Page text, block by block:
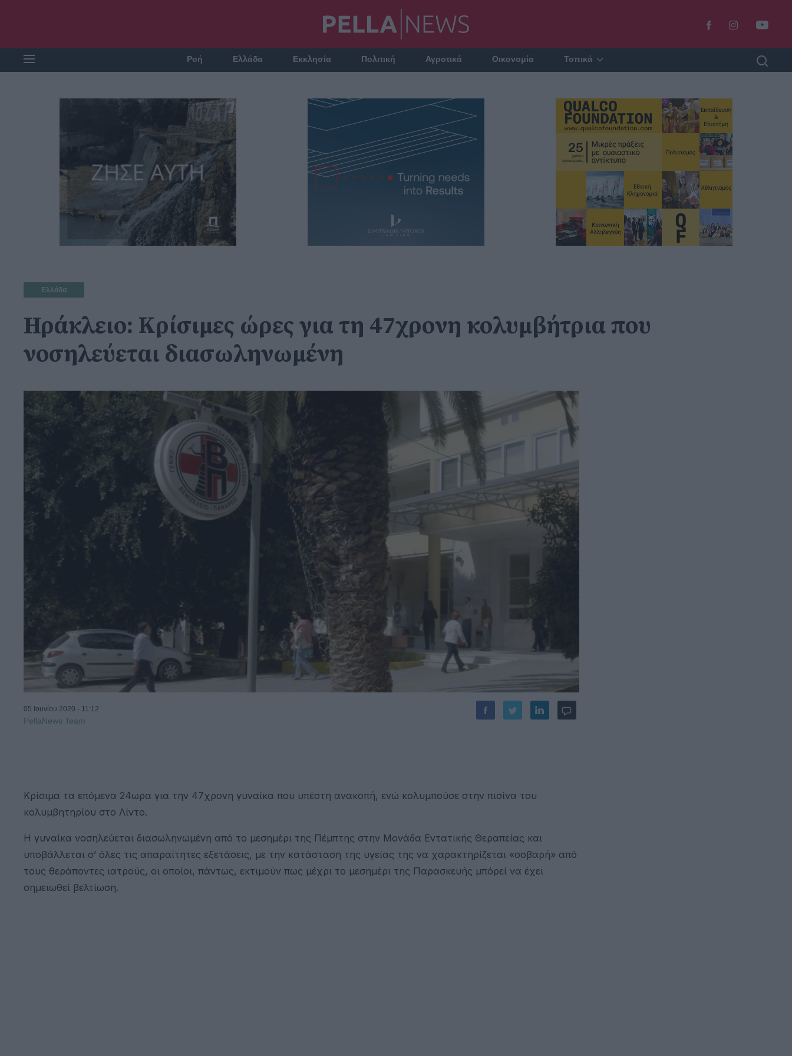
Ροή Ελλάδα Εκκλησία Πολιτική Αγροτικά Οικονομία Τοπικά
Ελλάδα
Ηράκλειο: Κρίσιμες ώρες για τη 47χρονη κολυμβήτρια που
νοσηλεύεται διασωληνωμένη
05 Ιουνίου 2020 - 11:12
PellaNews Team
Κρίσιμα τα επόμενα 24ωρα για την 47χρονη γυναίκα που υπέστη ανακοπή, ενώ κολυμπούσε στην πισίνα του
κολυμβητηρίου στο Λίντο.
Η γυναίκα νοσηλεύεται διασωληνωμένη από το μεσημέρι της Πέμπτης στην Μονάδα Εντατικής Θεραπείας και
υποβάλλεται σ’ όλες τις απαραίτητες εξετάσεις, με την κατάσταση της υγείας της να χαρακτηρίζεται «σοβαρή» από
τους θεράποντες ιατρούς, οι οποίοι, πάντως, εκτιμούν πως μέχρι το μεσημέρι της Παρασκευής μπόρεί να έχει
σημειωθεί βελτίωση.